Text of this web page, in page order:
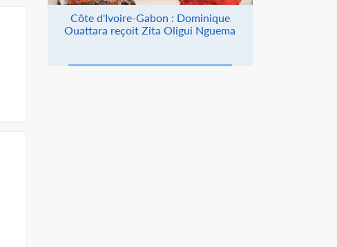
Côte d'Ivoire-Gabon : Dominique
Ouattara reçoit Zita Oligui Nguema